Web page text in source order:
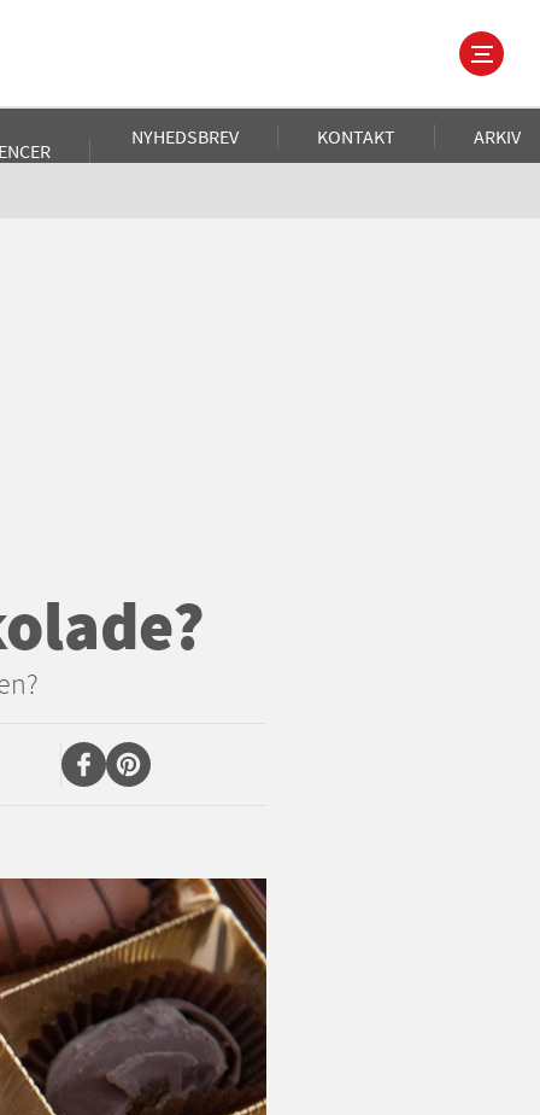
NYHEDSBREV KONTAKT ARKIV